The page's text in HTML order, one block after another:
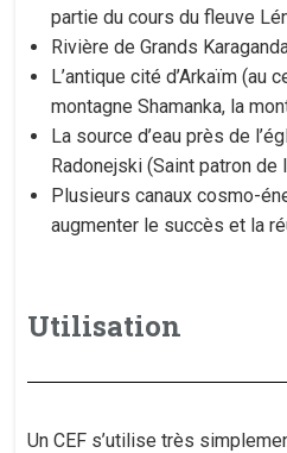
partie du cours du fleuve
Rivière de Grands
L’antique cité d’Arkaïm (au
montagne Shamanka, la
La source d’eau près de
Radonejski (Saint patron de
Plusieurs canaux cosmo-
augmenter le succès et la
Utilisation
Un CEF s’utilise très